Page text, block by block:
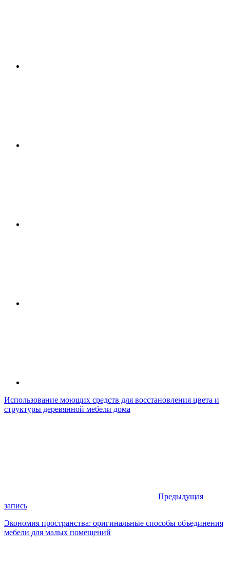
Использование моющих средств для восстановления цвета и
структуры деревянной мебели дома
Предыдущая
запись
Экономия пространства: оригинальные способы объединения
мебели для малых помещений